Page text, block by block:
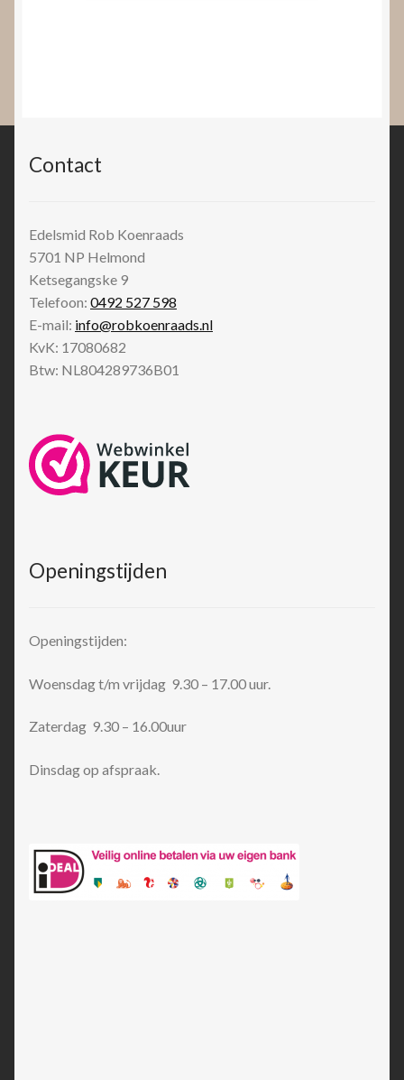
Contact
Edelsmid Rob Koenraads
5701 NP Helmond
Ketsegangske 9
Telefoon: 0492 527 598
E-mail: info@robkoenraads.nl
KvK: 17080682
Btw: NL804289736B01
Openingstijden
Openingstijden:
Woensdag t/m vrijdag 9.30 – 17.00 uur.
Zaterdag 9.30 – 16.00uur
Dinsdag op afspraak.